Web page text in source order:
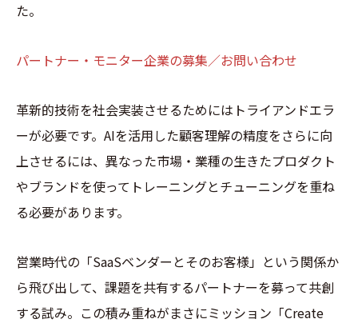
た。
パートナー・モニター企業の募集／お問い合わせ
革新的技術を社会実装させるためにはトライアンドエラ
ーが必要です。AIを活用した顧客理解の精度をさらに向
上させるには、異なった市場・業種の生きたプロダクト
やブランドを使ってトレーニングとチューニングを重ね
る必要があります。
営業時代の「SaaSベンダーとそのお客様」という関係か
ら飛び出して、課題を共有するパートナーを募って共創
する試み。この積み重ねがまさにミッション「Create